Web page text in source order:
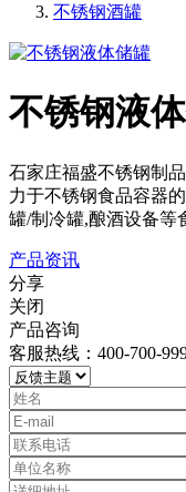
不锈钢酒罐
不锈钢液
石家庄福盛不锈钢制
力于不锈钢食品容器
罐/制冷罐,酿酒设备等
产品资讯
分享
关闭
产品咨询
客服热线：400-700-